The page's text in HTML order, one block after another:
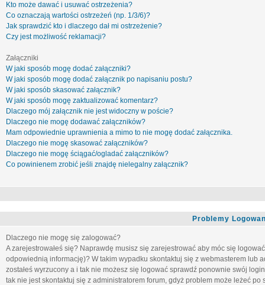
Kto może dawać i usuwać ostrzeżenia?
Co oznaczają wartości ostrzeżeń (np. 1/3/6)?
Jak sprawdzić kto i dlaczego dał mi ostrzeżenie?
Czy jest możliwość reklamacji?
Załączniki
W jaki sposób mogę dodać załączniki?
W jaki sposób mogę dodać załącznik po napisaniu postu?
W jaki sposób skasować załącznik?
W jaki sposób mogę zaktualizować komentarz?
Dlaczego mój załącznik nie jest widoczny w poście?
Dlaczego nie mogę dodawać załączników?
Mam odpowiednie uprawnienia a mimo to nie mogę dodać załącznika.
Dlaczego nie mogę skasować załączników?
Dlaczego nie mogę ściągać/ogladać załączników?
Co powinienem zrobić jeśli znajdę nielegalny załącznik?
Problemy
Dlaczego nie mogę się zalogować?
A zarejestrowałeś się? Naprawdę musisz się zarejestrować aby móc się
odpowiednią informację)? W takim wypadku skontaktuj się z webmasterem lub
zostałeś wyrzucony a i tak nie możesz się logować sprawdź ponownie swój
tak nie jest skontaktuj się z administratorem forum, gdyż problem może leżeć po